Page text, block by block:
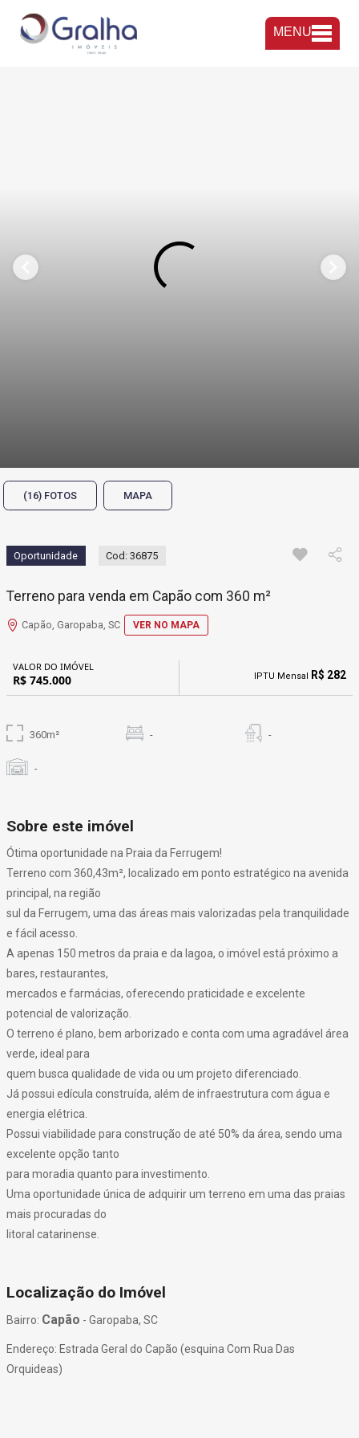
MENU
(16) FOTOS MAPA
Oportunidade Cod: 36875
Terreno para venda em Capão com 360 m²
Capão, Garopaba, SC VER NO MAPA
VALOR DO IMÓVEL
R$ 745.000 IPTU Mensal R$ 282
360m² - -
-
Sobre este imóvel
Ótima oportunidade na Praia da Ferrugem!
Terreno com 360,43m², localizado em ponto estratégico na avenida
principal, na região
sul da Ferrugem, uma das áreas mais valorizadas pela tranquilidade
e fácil acesso.
A apenas 150 metros da praia e da lagoa, o imóvel está próximo a
bares, restaurantes,
mercados e farmácias, oferecendo praticidade e excelente
potencial de valorização.
O terreno é plano, bem arborizado e conta com uma agradável área
verde, ideal para
quem busca qualidade de vida ou um projeto diferenciado.
Já possui edícula construída, além de infraestrutura com água e
energia elétrica.
Possui viabilidade para construção de até 50% da área, sendo uma
excelente opção tanto
para moradia quanto para investimento.
Uma oportunidade única de adquirir um terreno em uma das praias
mais procuradas do
litoral catarinense.
Localização do Imóvel
Bairro: Capão - Garopaba, SC
Endereço: Estrada Geral do Capão (esquina Com Rua Das
Orquideas)